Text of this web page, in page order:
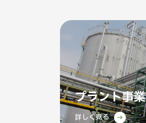
プラント事業
詳しく見る